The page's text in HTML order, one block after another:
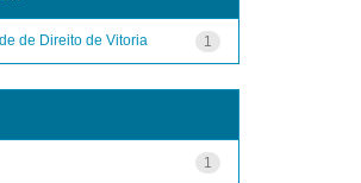
1
de Direito de Vitoria
1